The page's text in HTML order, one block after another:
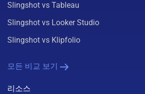
Slingshot vs Tableau
Slingshot vs Looker Studio
Slingshot vs Klipfolio
모든 비교 보기
리소스